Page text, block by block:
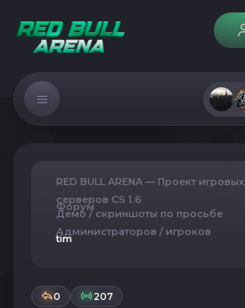
RED BULL ARENA — Проект игровых
серверов CS 1.6
Форум
Демо / скриншоты по просьбе
Администраторов / игроков
tim
0 207